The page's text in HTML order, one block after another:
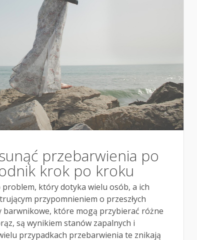
przebarwienia po
krok po kroku
który dotyka wielu osób, a ich
przypomnieniem o przeszłych
barwnikowe, które mogą przybierać różne
są wynikiem stanów zapalnych i
przypadkach przebarwienia te znikają